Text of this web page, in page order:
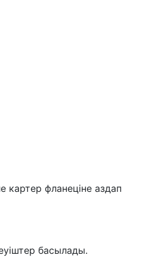
фланеціне аздап
басылады.